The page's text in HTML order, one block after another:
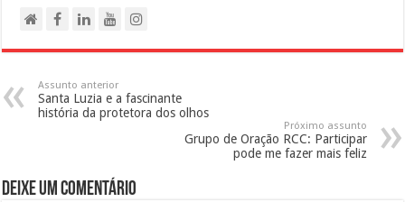
Assunto anterior
Santa Luzia e a fascinante
história da protetora dos olhos
Próximo assunto
Grupo de Oração RCC: Participar
pode me fazer mais feliz
Deixe um comentário